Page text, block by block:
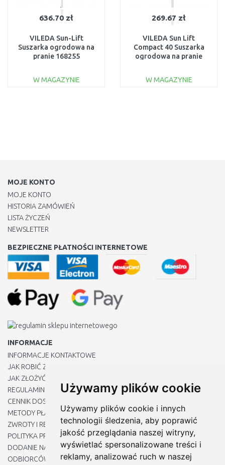
Używamy plików cookie
Używamy plików cookie i innych
technologii śledzenia, aby poprawić
jakość przeglądania naszej witryny,
wyświetlać spersonalizowane treści i
reklamy, analizować ruch w naszej
636.70 zł
VILEDA Sun-Lift
Suszarka ogrodowa na
pranie 168255
W MAGAZYNIE
269.67 zł
VILEDA Sun Lift
Compact 40 Suszarka
ogrodowa na pranie
W MAGAZYNIE
MOJE KONTO
MOJE KONTO
HISTORIA ZAMÓWIEŃ
LISTA ŻYCZEŃ
NEWSLETTER
BEZPIECZNE PŁATNOŚCI INTERNETOWE
INFORMACJE
INFORMACJE KONTAKTOWE
JAK ROBIĆ ZAKUPY ?
JAK ZŁOŻYĆ REKLAMACJĘ
REGULAMIN
CENNIK DOSTAWY
METODY PŁATNOŚCI
ZWROTY I REKLAMACJE PRODUKTÓW
POLITYKA PRYWATNOŚCI
DODANIE NASZYCH ADRESÓW E-MAIL DO LISTY ZAUFANYCH
ODBIORCÓW